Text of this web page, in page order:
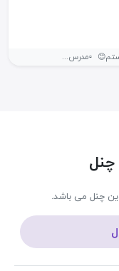
▫️مدرس...
چنل می باشد.